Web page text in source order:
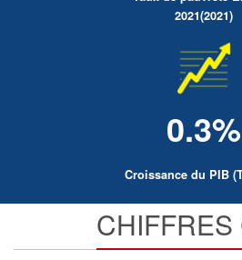
2021(2021)
0.3%
Croissance du PIB
CHIFFRES